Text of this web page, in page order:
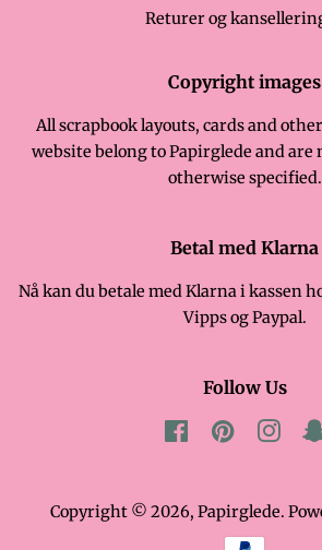
Returer og
Copyright images
All scrapbook layouts, cards and
website belong to Papirglede and are
otherwise specified.
Betal med Klarna
Nå kan du betale med Klarna i kassen
Vipps og Paypal.
Follow Us
FacebookPinterest
Copyright © 2026, Papirglede.